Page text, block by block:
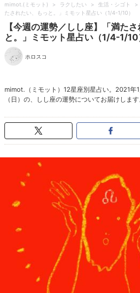
mimot.(ミモット) > ラクしたい > 生活・シゴト >
たされたい、もっと。」ミモット星占い（1/4-1/10）
【今週の運勢／しし座】「満た
と。」ミモット星占い（1/4-1/10
ホロスコ
mimot.（ミモット）12星座別星占い。2021年
（日）の、しし座の運勢についてお届けします